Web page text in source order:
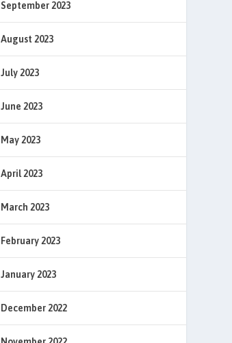
September 2023
August 2023
July 2023
June 2023
May 2023
April 2023
March 2023
February 2023
January 2023
December 2022